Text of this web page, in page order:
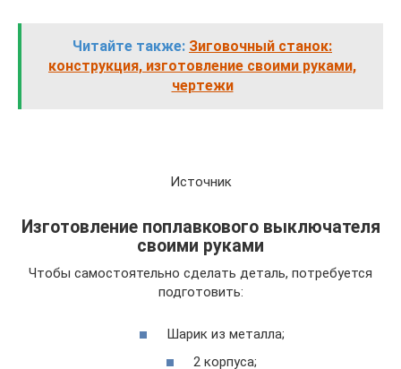
Читайте также: Зиговочный станок:
конструкция, изготовление своими руками,
чертежи
Источник
Изготовление поплавкового выключателя
своими руками
Чтобы самостоятельно сделать деталь, потребуется
подготовить:
Шарик из металла;
2 корпуса;